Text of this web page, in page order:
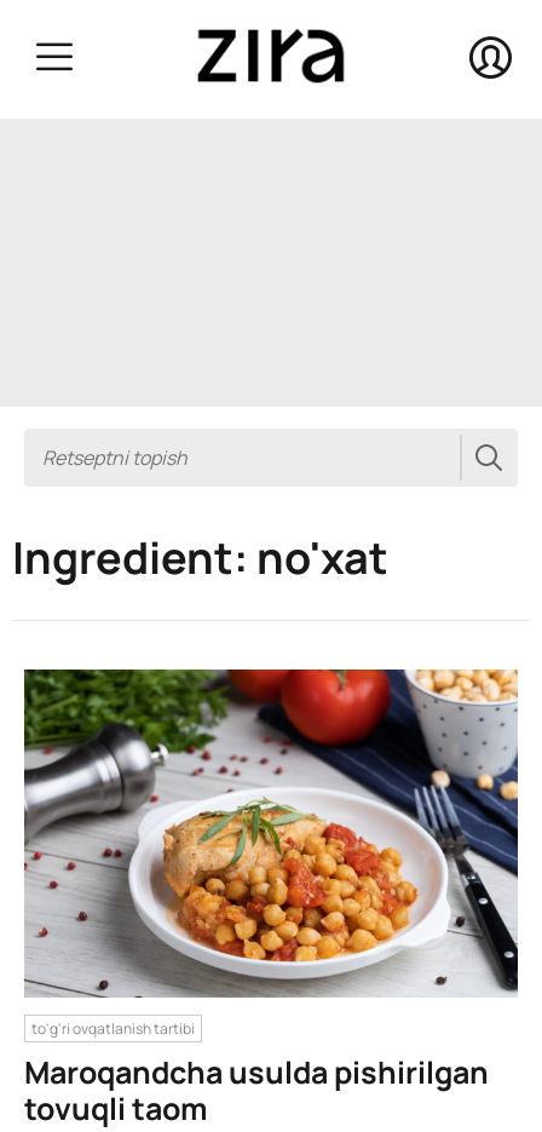
Ingredient: no'xat
to'g'ri ovqatlanish tartibi
Maroqandcha usulda pishirilgan
tovuqli taom